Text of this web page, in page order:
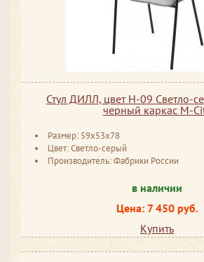
Стул ДИЛЛ, цвет H-09 Светло-
черный каркас М-
Размер: 59x53x78
Цвет: Светло-серый
Производитель: Фабрики России
в наличии
Цена: 7 450 руб.
Купить